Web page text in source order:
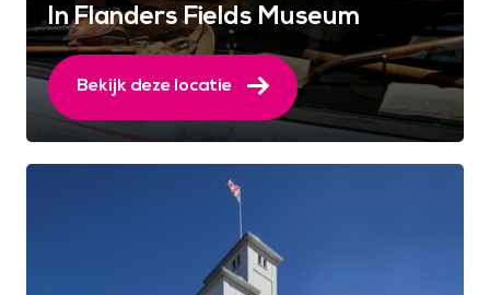
In Flanders Fields Museum
Bekijk deze locatie